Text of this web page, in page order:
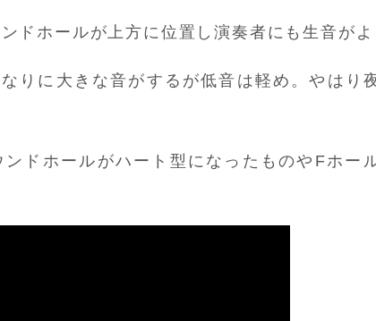
ドホールが上方に位置し演奏者にも生音がよ
りに大きな音がするが低音は軽め。やはり
ドホールがハート型になったものやFホー